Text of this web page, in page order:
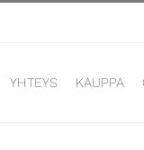
YHTEYS KAUPPA